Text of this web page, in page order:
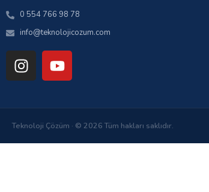
0 554 766 98 78
info@teknolojicozum.com
Teknoloji Çözüm · © 2026 Tüm hakları saklıdır.